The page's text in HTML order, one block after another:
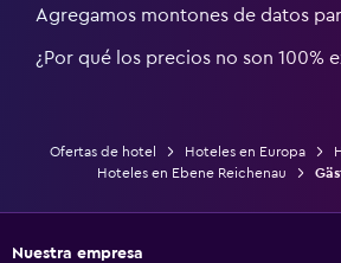
Agregamos montones de datos
¿Por qué los precios no son 100%
Ofertas de hotel Hoteles en Europa
Hoteles en Ebene Reichenau
Nuestra empresa